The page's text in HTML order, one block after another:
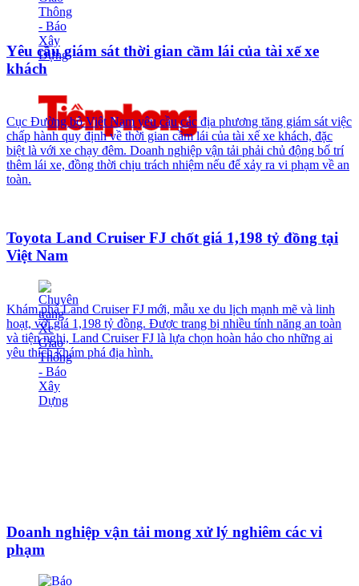
Yêu cầu giám sát thời gian cầm lái của tài xế xe
khách
Cục Đường bộ Việt Nam yêu cầu các địa phương tăng giám sát việc
chấp hành quy định về thời gian cầm lái của tài xế xe khách, đặc
biệt là với xe chạy đêm. Doanh nghiệp vận tải phải chủ động bố trí
thêm lái xe, đồng thời chịu trách nhiệm nếu để xảy ra vi phạm về an
toàn.
Toyota Land Cruiser FJ chốt giá 1,198 tỷ đồng tại
Việt Nam
Khám phá Land Cruiser FJ mới, mẫu xe du lịch mạnh mẽ và linh
hoạt, với giá 1,198 tỷ đồng. Được trang bị nhiều tính năng an toàn
và tiện nghi, Land Cruiser FJ là lựa chọn hoàn hảo cho những ai
yêu thích khám phá địa hình.
Doanh nghiệp vận tải mong xử lý nghiêm các vi
phạm